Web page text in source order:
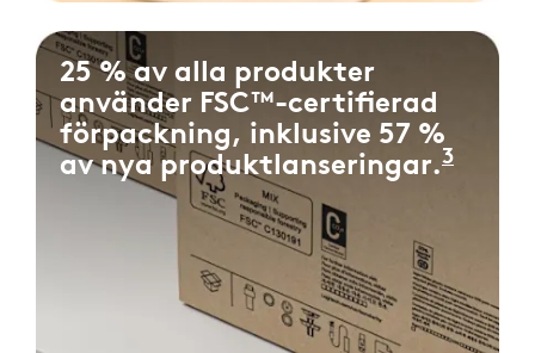
25 % av alla produkter
använder FSC™-certifierad
förpackning, inklusive 57 %
av nya produktlanseringar.3